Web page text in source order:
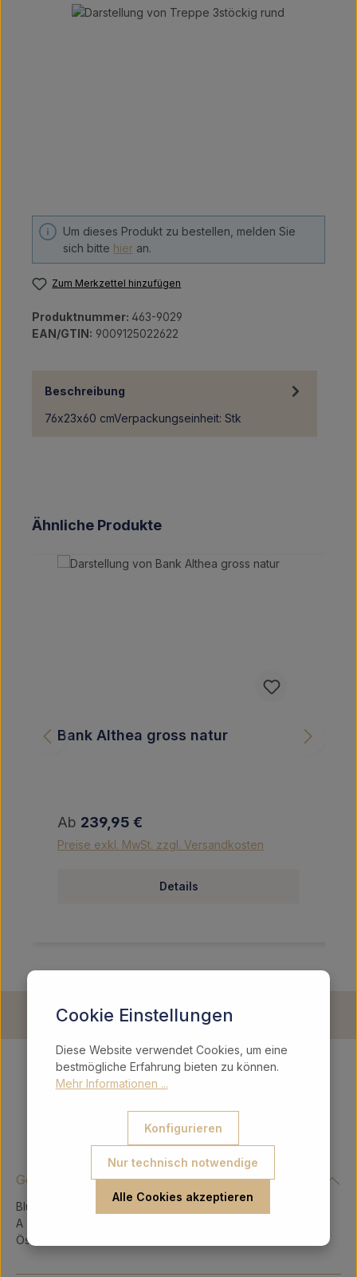
Bildergalerie überspringen
Um dieses Produkt zu bestellen, melden Sie
sich bitte hier an.
Zum Merkzettel hinzufügen
Produktnummer: 463-9029
EAN/GTIN: 9009125022622
Beschreibung
76x23x60 cmVerpackungseinheit: Stk
Produktgalerie überspringen
Ähnliche Produkte
Bank Althea gross natur
Regulärer Preis:
Ab 239,95 €
Preise exkl. MwSt. zzgl. Versandkosten
Details
Gerry Intergeschenke Ges.m.b.H.
Blühnbachstraße 9
A - 5451 Tenneck
Österreich
Cookie Einstellungen
Diese Website verwendet Cookies, um eine
bestmögliche Erfahrung bieten zu können.
Mehr Informationen ...
Nur technisch notwendige
Konfigurieren
Alle Cookies akzeptieren